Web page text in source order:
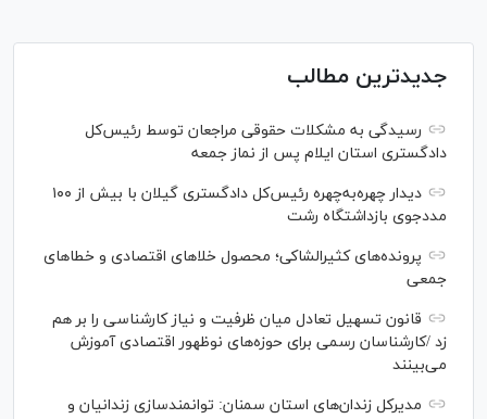
جدیدترین مطالب
رسیدگی به مشکلات حقوقی مراجعان توسط رئیس‌کل
دادگستری استان ایلام پس از نماز جمعه
دیدار چهره‌به‌چهره رئیس‌کل دادگستری گیلان با بیش از ۱۰۰
مددجوی بازداشتگاه رشت
پرونده‌های کثیرالشاکی؛ محصول خلا‌های اقتصادی و خطا‌های
جمعی
قانون تسهیل تعادل میان ظرفیت و نیاز کارشناسی را بر هم
زد /کارشناسان رسمی برای حوزه‌های نوظهور اقتصادی آموزش
می‌بینند
مدیرکل زندان‌های استان سمنان: توانمندسازی زندانیان و